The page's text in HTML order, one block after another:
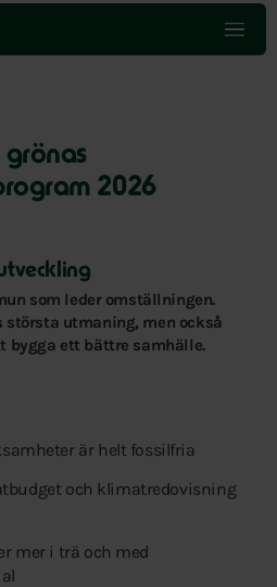
2026
som leder omställningen.
utmaning, men också
bygga ett bättre samhälle.
är helt fossilfria
och klimatredovisning
mer i trä och med